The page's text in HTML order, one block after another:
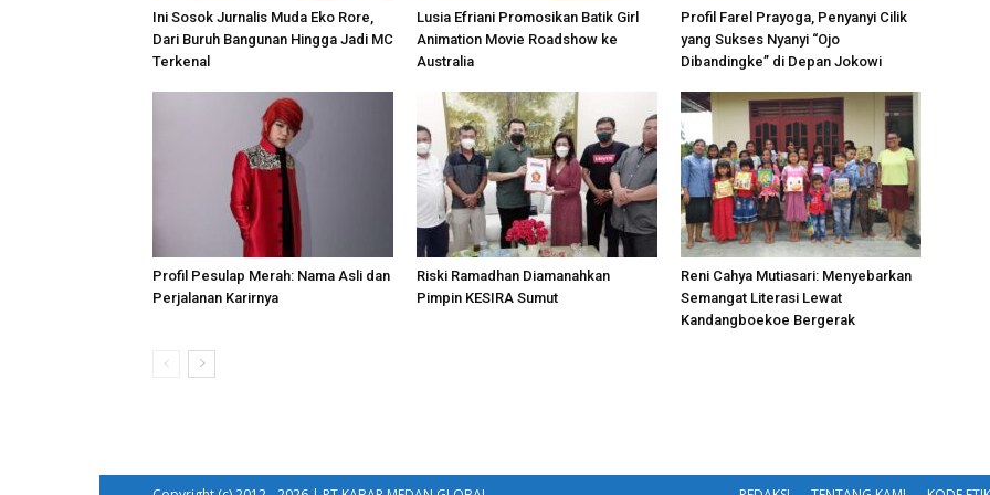
Ini Sosok Jurnalis Muda Eko Rore,
Dari Buruh Bangunan Hingga Jadi MC
Terkenal
Lusia Efriani Promosikan Batik Girl
Animation Movie Roadshow ke
Australia
Profil Farel Prayoga, Penyanyi Cilik
yang Sukses Nyanyi “Ojo
Dibandingke” di Depan Jokowi
Profil Pesulap Merah: Nama Asli dan
Perjalanan Karirnya
Riski Ramadhan Diamanahkan
Pimpin KESIRA Sumut
Reni Cahya Mutiasari: Menyebarkan
Semangat Literasi Lewat
Kandangboekoe Bergerak